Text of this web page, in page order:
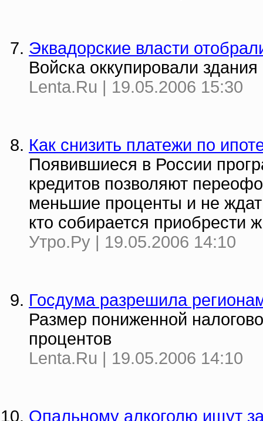
Эквадорские власти
Войска оккупировали
Lenta.Ru | 19.05.2006 15:30
Как снизить платежи по
Появившиеся в России
кредитов позволяют
меньшие проценты и не
кто собирается приобрести
Утро.Ру | 19.05.2006 14:10
Госдума разрешила
Размер пониженной
процентов
Lenta.Ru | 19.05.2006 14:10
Опальному алкоголю ищут